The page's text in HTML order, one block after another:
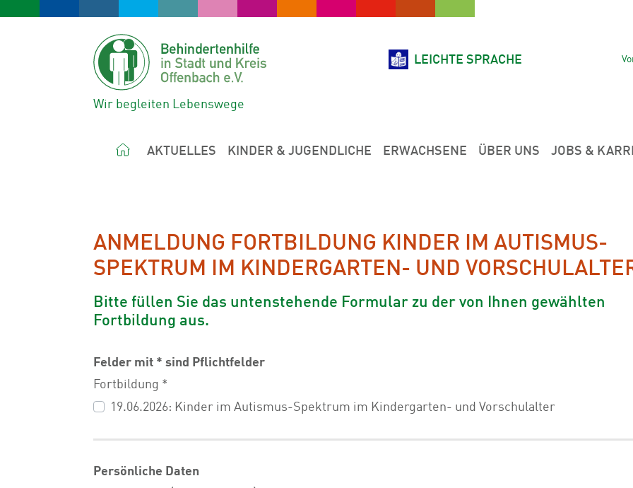
Wir begleiten Lebenswege
LEICHTE SPRACHE
AKTUELLES KINDER & JUGENDLICHE ERWACHSENE ÜBER UNS JOBS &
ANMELDUNG FORTBILDUNG KINDER IM AUTISMUS-
SPEKTRUM IM KINDERGARTEN- UND
Bitte füllen Sie das untenstehende Formular zu der von Ihnen gewählten
Fortbildung aus.
Felder mit * sind Pflichtfelder
Fortbildung *
19.06.2026: Kinder im Autismus-Spektrum im Kindergarten- und Vorschulalter
Persönliche Daten